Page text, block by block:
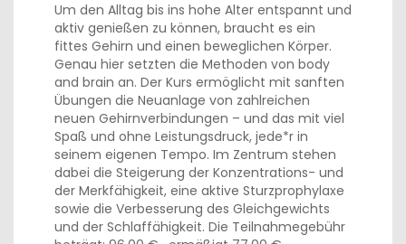
Um den Alltag bis ins hohe Alter entspannt und
aktiv genießen zu können, braucht es ein
fittes Gehirn und einen beweglichen Körper.
Genau hier setzten die Methoden von body
and brain an. Der Kurs ermöglicht mit sanften
Übungen die Neuanlage von zahlreichen
neuen Gehirnverbindungen – und das mit viel
Spaß und ohne Leistungsdruck, jede*r in
seinem eigenen Tempo. Im Zentrum stehen
dabei die Steigerung der Konzentrations- und
der Merkfähigkeit, eine aktive Sturzprophylaxe
sowie die Verbesserung des Gleichgewichts
und der Schlaffähigkeit. Die Teilnahmegebühr